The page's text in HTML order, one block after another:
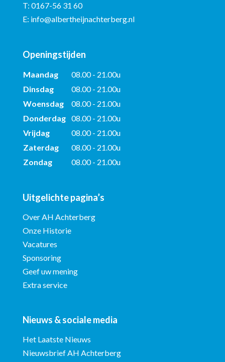
T: 0167-56 31 60
E: info@albertheijnachterberg.nl
Openingstijden
Maandag
08.00 - 21.00u
Dinsdag
08.00 - 21.00u
Woensdag
08.00 - 21.00u
Donderdag 08.00 - 21.00u
Vrijdag
08.00 - 21.00u
Zaterdag
08.00 - 21.00u
Zondag
08.00 - 21.00u
Uitgelichte pagina’s
Over AH Achterberg
Onze Historie
Vacatures
Sponsoring
Geef uw mening
Extra service
Nieuws & sociale media
Het Laatste Nieuws
Nieuwsbrief AH Achterberg